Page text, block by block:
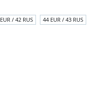
/ 42 RUS
44 EUR / 43 RUS